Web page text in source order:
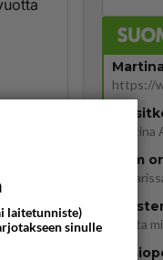
laitetunniste)
sinulle